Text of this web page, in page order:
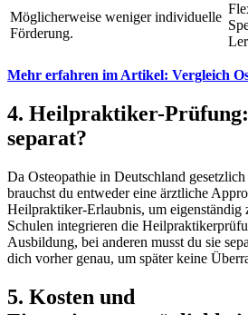
Möglicherweise weniger individuelle
Förderung.
Mehr erfahren im Artikel: Vergleich
4. Heilpraktiker-
separat?
Da Osteopathie in Deutschland
brauchst du entweder eine ärztliche
Heilpraktiker-Erlaubnis, um eigenständig
Schulen integrieren die
Ausbildung, bei anderen musst du sie
dich vorher genau, um später keine
5. Kosten und